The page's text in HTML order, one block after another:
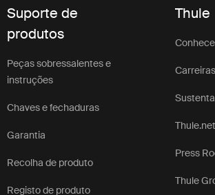
Suporte de
produtos
Peças sobressalentes e
instruções
Chaves e fechaduras
Garantia
Recolha de produto
Registo de produto
Thule
Carreiras
Press
Thule